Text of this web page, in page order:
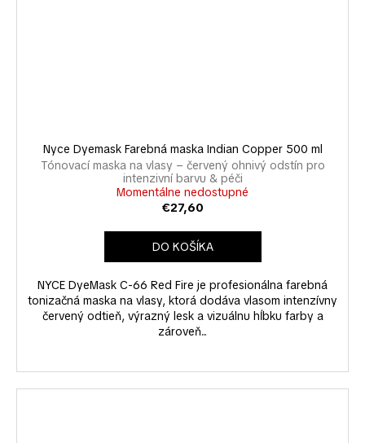
Nyce Dyemask Farebná maska Indian Copper 500 ml
Tónovací maska na vlasy – červený ohnivý odstín pro
intenzivní barvu & péči
Momentálne nedostupné
€27,60
DO KOŠÍKA
NYCE DyeMask C-66 Red Fire je profesionálna farebná
tonizačná maska na vlasy, ktorá dodáva vlasom intenzívny
červený odtieň, výrazný lesk a vizuálnu hĺbku farby a
zároveň...